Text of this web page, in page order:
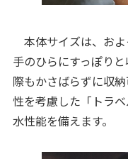
本体サイズは、お
手のひらにすっぽり
際もかさばらずに収
性を考慮した「トラ
水性能を備えます。